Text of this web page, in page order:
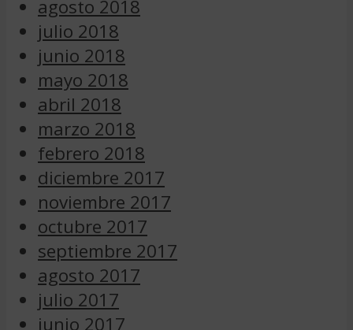
agosto 2018
julio 2018
junio 2018
mayo 2018
abril 2018
marzo 2018
febrero 2018
diciembre 2017
noviembre 2017
octubre 2017
septiembre 2017
agosto 2017
julio 2017
junio 2017